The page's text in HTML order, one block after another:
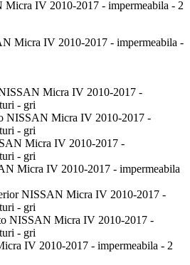
Micra IV 2010-2017 - impermeabila - 2